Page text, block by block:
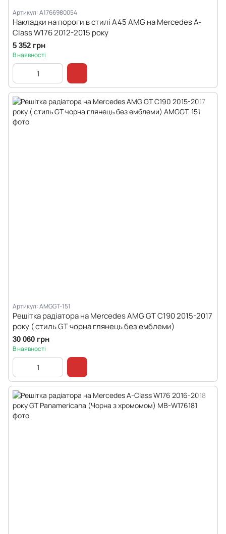
Артикул: A1766980054
Накладки на пороги в стилі A45 AMG на Mercedes A-
Class W176 2012-2015 року
5 352 грн
В наявності
Артикул: AMGGT-151
Решітка радіатора на Mercedes AMG GT C190 2015-2017
року ( стиль GT чорна глянець без емблеми)
30 060 грн
В наявності